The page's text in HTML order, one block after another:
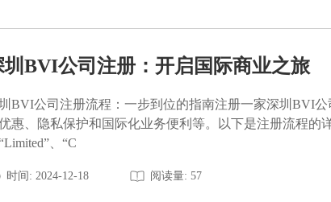
圳BVI公司注册：开启国际商业之旅
BVI公司注册流程：一步到位的指南注册一家深圳BVI
惠、隐私保护和国际化业务便利等。以下是注册流程
、“C
时间: 2024-12-18 阅读量: 57